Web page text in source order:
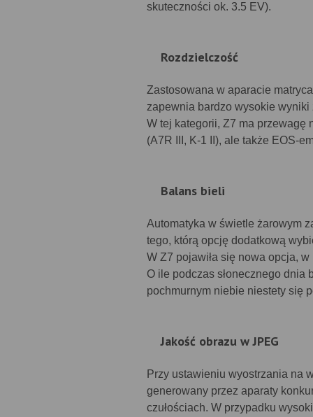
skuteczności ok. 3.5 EV).
Rozdzielczość
Zastosowana w aparacie
zapewnia bardzo wysokie
W tej kategorii, Z7 ma przewagę
(A7R III, K-1 II), ale także EOS-
Balans bieli
Automatyka w świetle żarowym
tego, którą opcję dodatkową
W Z7 pojawiła się nowa opcja,
O ile podczas słonecznego dnia
pochmurnym niebie niestety się
Jakość obrazu w JPEG
Przy ustawieniu wyostrzania na
generowany przez aparaty
czułościach. W przypadku